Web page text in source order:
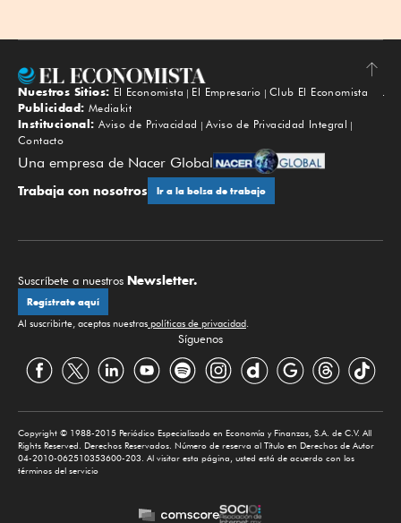
Subir
Nuestros Sitios: El Economista El Empresario
Club El Economista
Publicidad: Mediakit
Institucional: Aviso de Privacidad
Aviso de Privacidad Integral
Contacto
Una empresa de Nacer Global
Trabaja con nosotros Ir a la bolsa de trabajo
Suscríbete a nuestros Newsletter.
Regístrate aquí
Al suscribirte, aceptas nuestras políticas de privacidad
Síguenos
Copyright © 1988-2015 Periódico Especializado en Economía y Finanzas, S.A. de C.V. All
Rights Reserved. Derechos Reservados. Número de reserva al Título en Derechos de Autor
04-2010-062510353600-203. Al visitar esta página, usted está de acuerdo con los
términos del servicio